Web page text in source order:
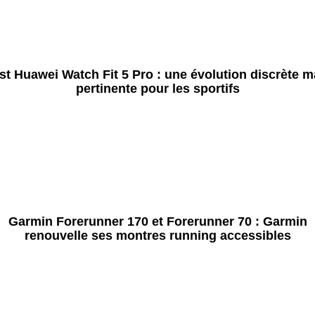
Huawei Watch Fit 5 Pro : une évolution discrète
pertinente pour les sportifs
Garmin Forerunner 170 et Forerunner 70 : Garmin
renouvelle ses montres running accessibles